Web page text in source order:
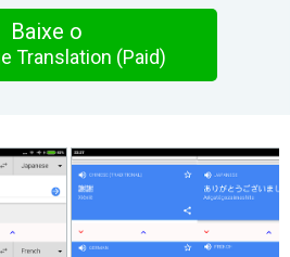
Baixe o
Translation (Paid)